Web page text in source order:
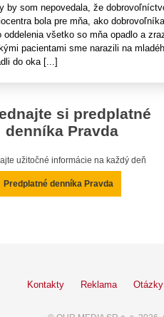
by som nepovedala, že
bola pre mňa, ako
oddelenia všetko so mňa opadlo a
pacientami sme narazili na
do oka [...]
si predplatné
denníka Pravda
užitočné informácie na každý deň
Predplatné denníka Pravda
Kontakty Reklama